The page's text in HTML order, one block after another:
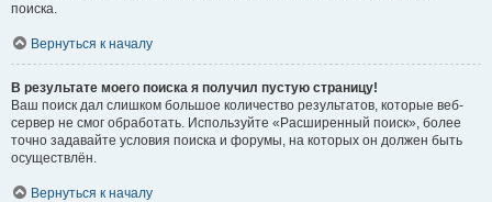
поиска.
Вернуться к началу
В результате моего поиска я получил пустую страницу!
Ваш поиск дал слишком большое количество результатов, которые веб-
сервер не смог обработать. Используйте «Расширенный поиск», более
точно задавайте условия поиска и форумы, на которых он должен быть
осуществлён.
Вернуться к началу